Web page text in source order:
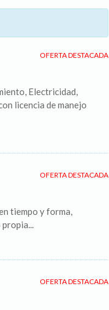
OFERTA DESTACADA
Electricidad,
licencia de manejo
OFERTA DESTACADA
tiempo y forma,
OFERTA DESTACADA